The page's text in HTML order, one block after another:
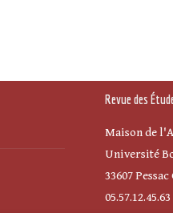
Revue des
Maison de
Université
33607 Pessac
05.57.12.45.63